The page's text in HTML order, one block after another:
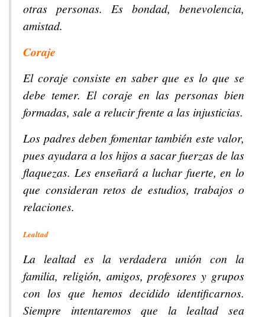
otras personas. Es bondad, benevolencia,
amistad.
Coraje
El coraje consiste en saber que es lo que se
debe temer. El coraje en las personas bien
formadas, sale a relucir frente a las injusticias.
Los padres deben fomentar también este valor,
pues ayudara a los hijos a sacar fuerzas de las
flaquezas. Les enseñará a luchar fuerte, en lo
que consideran retos de estudios, trabajos o
relaciones.
Lealtad
La lealtad es la verdadera unión con la
familia, religión, amigos, profesores y grupos
con los que hemos decidido identificarnos.
Siempre intentaremos que la lealtad sea